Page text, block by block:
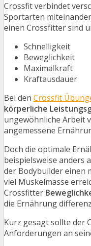
Crossfit verbindet
Sportarten
einen Crossfitter sind
Schnelligkeit
Beweglichkeit
Maximalkraft
Kraftausdauer
Bei den Crossfit
körperliche
ungewöhnliche Arbeit
angemessene
Doch die optimale
beispielsweise anders
der Bodybuilder einen
viel Muskelmasse
Crossfitter
die Ernährung
Kurz gesagt sollte der
Anforderungen an